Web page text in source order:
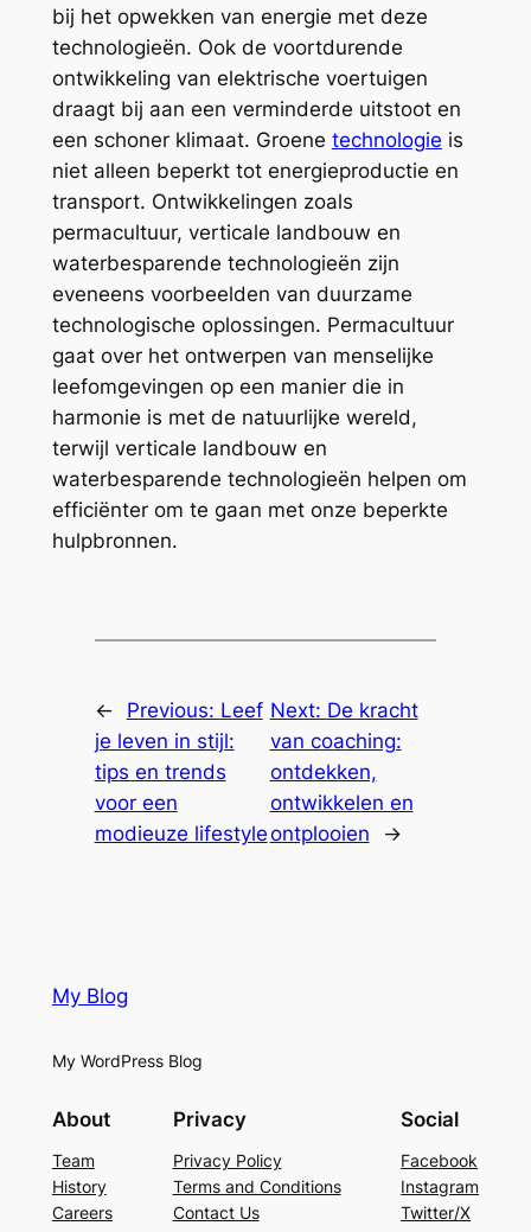
bij het opwekken van energie met deze
technologieën. Ook de voortdurende
ontwikkeling van elektrische voertuigen
draagt bij aan een verminderde uitstoot en
een schoner klimaat. Groene technologie is
niet alleen beperkt tot energieproductie en
transport. Ontwikkelingen zoals
permacultuur, verticale landbouw en
waterbesparende technologieën zijn
eveneens voorbeelden van duurzame
technologische oplossingen. Permacultuur
gaat over het ontwerpen van menselijke
leefomgevingen op een manier die in
harmonie is met de natuurlijke wereld,
terwijl verticale landbouw en
waterbesparende technologieën helpen om
efficiënter om te gaan met onze beperkte
hulpbronnen.
← Previous: Leef
je leven in stijl:
tips en trends
voor een
modieuze lifestyle
Next: De kracht
van coaching:
ontdekken,
ontwikkelen en
ontplooien
→
My Blog
My WordPress Blog
About
Team
History
Careers
Privacy
Privacy Policy
Terms and Conditions
Contact Us
Social
Facebook
Instagram
Twitter/X